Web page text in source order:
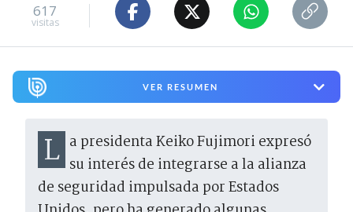
617
visitas
VER RESUMEN
La presidenta Keiko Fujimori expresó su interés de integrarse a la alianza
de seguridad impulsada por Estados